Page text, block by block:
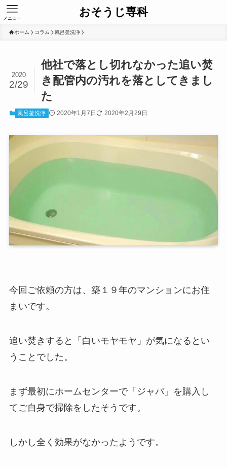
おそうじ専科
メニュー
ホーム コラム 風呂釜洗浄
他社で落とし切れなかった追い焚
き配管内の汚れを落としてきまし
た
2020
2/29
風呂釜洗浄 2020年1月7日 2020年2月29日
今回ご依頼の方は、築１９年のマンションにお住
まいです。
追い焚きすると「白いモヤモヤ」が気になるとい
うことでした。
まず最初にホームセンターで「ジャバ」を購入し
てご自身で掃除をしたそうです。
しかし全く効果がなかったようです。